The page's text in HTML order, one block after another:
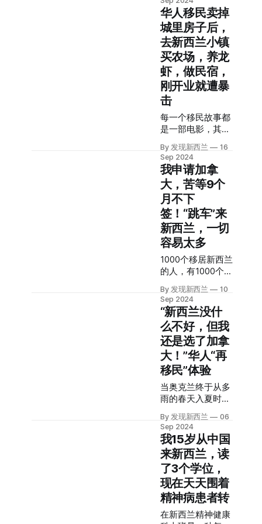
一次获艾美奖，她
还成为了第一位获
得剧情类电视剧杰
出女主角的亚裔女
演员。 1992年，
Sawai出生于新西
兰，和家人在惠灵
顿生活了几年。 她
的父母都是日本
人，父亲曾在太平
洋地区的电子公司
工作，她随家人到
处搬迁。 Sawai在
11岁的时候，他们
一家定居在日本，
她也开启了演员的
职业生涯，在日本
舞台剧《安妮》中
首次亮相。 在成长
过程中，她两次短
暂地访问过新西
兰，在前几年接受
新西兰媒体采访
时，她表示：“我
仍然认为自己是一
个Kiwi。” 2013
年，21岁的Sawai
成为日本女子音乐
组合Faky的一员，
在日本和其他地区
取得了一定的知名
度，她也因此积累
了大量演艺经验。
2018年，回到演艺
行业的她参演了英
国犯罪惊悚剧
Giri/Haji，开始走
上国际舞台。
2021年，Sawai与
新西兰演员Vinnie
Bennett共同参演
了《速度与激
头。 在最近的Stihl
Shop Browns Bay
Boys Toys 2024
展上，他开着装甲
炮车亮相。 他有着
独特的兴趣爱好，
收藏了一大批“宝
贝”，被新西兰本
地人称为“比新西
兰军队军备还多的
男人”。 别人开车
出门，他开装甲炮
车出街。 甚至有自
己的专属地盘，用
来开车。 别人家中
放着日常用品，他
的家中藏着“各色
军备”。 镀着24K
纯金的AK47： 专
业的军服和武器：
每周都会出门打
和背景，网友各说
纷纭，发现君邀请
到了他，听他亲自
讲述背后的故事。
从英国拍下的装甲
炮车 加一次油就要
500刀 故事的主
角，是Crown
Xu。这辆装甲炮车
是他几年前，和另
外一个朋友一起，
从英国拍卖来的。
这是辆西德冷战时
期的军车，冷战结
束被拍卖，爱好军
备收藏的他，看到
拍卖信息后很是激
动，便联系朋友一
起把它拍下，然后
花了大心思运回新
西兰。 这不是他的
第一辆军车，早在
华人移民卖掉
城里房子后，
去新西兰小镇
买农场，养龙
虾，做民宿，
刚开业就遭暴
击
每一个移民故事都
是一部电影，其中
充满了曲折的剧
情。 今天我们采访
的主人公Vic（哔
哩哔哩：翟在绵羊
国）,十年前持
有“创业工作签
证”来到新西兰，
屡次创业，不断探
索，一次次重塑自
己的生活。 让我们
来听听这个“屡战
屡败打不死的小
人：Vic 图片提
供：Vic 采访撰
稿：Zibby 申请创
业签证来新西兰 还
没出发就被骗Vic
来自四川，生于
1982年，大学专业
是计算机，毕业后
一直做与之相关的
工作，业余时间喜
漂七年的他看到很
多人在新西兰拍摄
的照片，对当地的
自然风景感到好
奇，便起心动念，
燃起了移民新西兰
的想法。 2014
年，他找到了一家
移民中介，计划通
By 发现新西兰
16
Sep 2024
我申请加拿
大，苦等9个
月不下
签！“跳车”来
新西兰，一切
容易太多
1000个移居新西兰
的人，有1000个人
不同的故事。
Luna最初想要移居
读书的地方是加拿
大，但是阴差阳
错，她选择了“跳
车新西兰”，这其
中经历了无数次的
挣扎和纠结，最终
她毅然决然选择改
道而行，如今的她
在奥克兰生活了3
个多月，让我们来
听听她的故事。 在
北京互联网工作十
年后决定辞职去读
书 Luna是湖南
人，大学考去了北
京，毕业后便留在
北京工作。她先后
工作于几个互联网
大厂，做过程序员
By 发现新西兰
10
Sep 2024
“新西兰没什
么不好，但我
还是选了加拿
大！”华人“再
移民”体验
当奥克兰终于从多
雨的春天入夏时，
加拿大蒙特利尔的
枫叶正红。 华人
Bessie从奥克兰搬
到蒙特利尔已经一
年了，这两个城市
对她都意义非凡。
这几年，新西兰人
搬到其他国家生活
的案例越来越多。
Bessie向我们讲述
By 发现新西兰
06
Sep 2024
我15岁从中国
来新西兰，读
了3个学位，
现在天天围着
精神病患者转
在新西兰精神健康